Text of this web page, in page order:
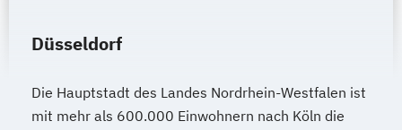
Düsseldorf
Die Hauptstadt des Landes Nordrhein-Westfalen ist
mit mehr als 600.000 Einwohnern nach Köln die